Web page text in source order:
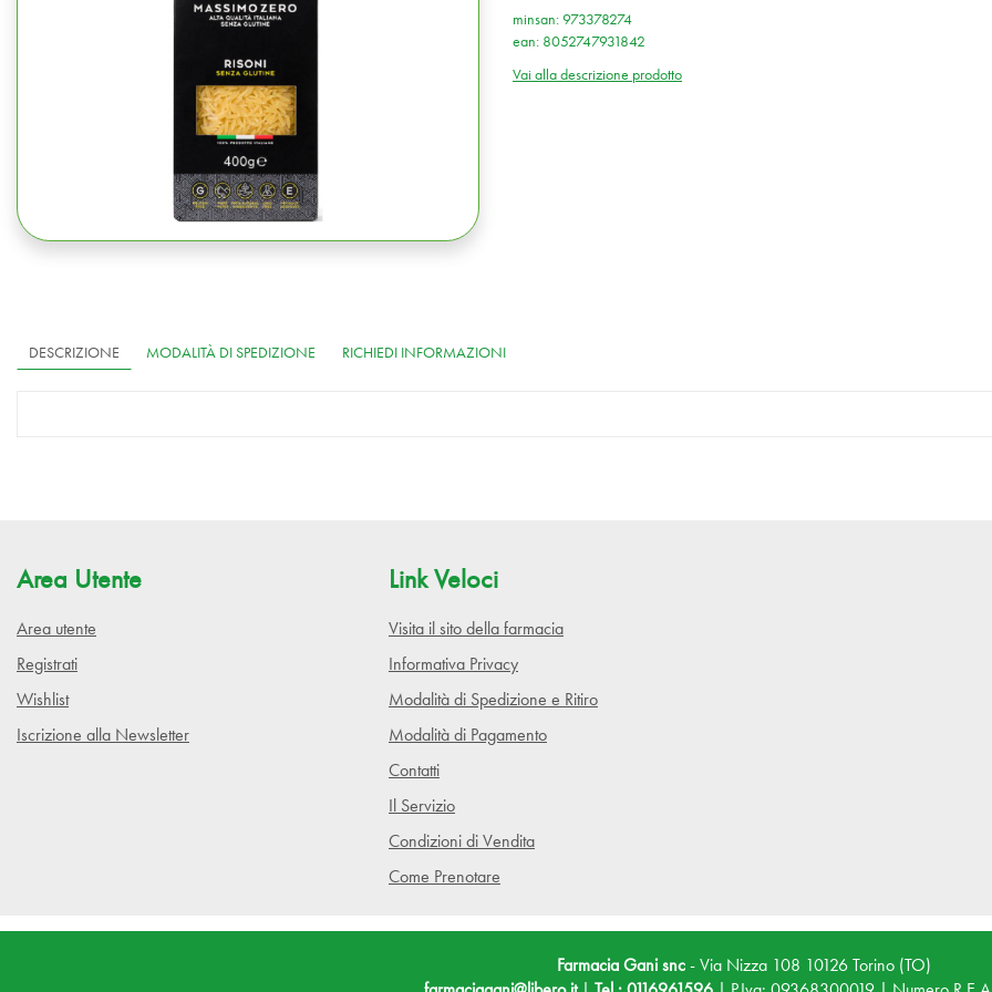
minsan: 973378274
ean: 8052747931842
Vai alla descrizione prodotto
DESCRIZIONE MODALITÀ DI SPEDIZIONE RICHIEDI INFORMAZIONI
Area Utente
Area utente
Registrati
Wishlist
Iscrizione alla Newsletter
Link Veloci
Visita il sito della farmacia
Informativa Privacy
Modalità di Spedizione e Ritiro
Modalità di Pagamento
Contatti
Il Servizio
Condizioni di Vendita
Come Prenotare
Farmacia Gani snc- Via Nizza 108 10126 Torino (TO)